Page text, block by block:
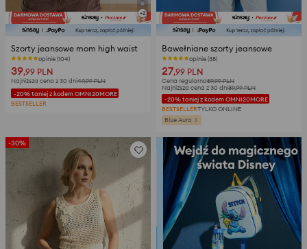
+2
Szorty jeansowe mom high waist
opinie (104)
39,99 PLN
Najniższa cena z 30 dni49,99PLN
-20% taniej z kodem OMNI20MORE
BESTSELLER
Bawełniane szorty jeansowe
opinie (38)
27,99 PLN
Cena regularna59,99PLN
Najniższa cena z 30 dni39,99PLN
-20% taniej z kodem OMNI20MORE
BESTSELLERTYLKO ONLINE
Blue Aura
-30%